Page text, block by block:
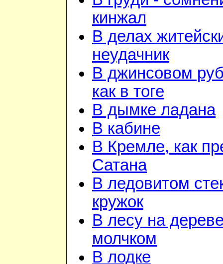
кинжал
В делах
неудачник
В джинсовом
как в тоге
В дымке ладана
В кабине
В Кремле, как
Сатана
В ледовитом
кружок
В лесу на
молчком
В лодке